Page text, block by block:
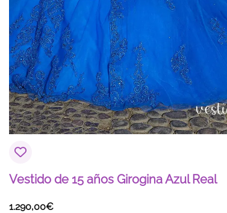
Vestido de 15 años Girogina Azul Real
1.290,00€